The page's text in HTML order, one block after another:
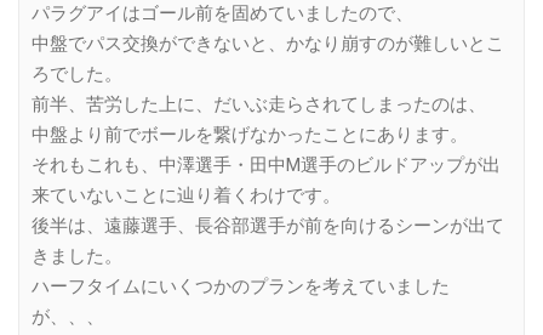
パラグアイはゴール前を固めていましたので、
中盤でパス交換ができないと、かなり崩すのが難しいとこ
ろでした。
前半、苦労した上に、だいぶ走らされてしまったのは、
中盤より前でボールを繋げなかったことにあります。
それもこれも、中澤選手・田中M選手のビルドアップが出
来ていないことに辿り着くわけです。
後半は、遠藤選手、長谷部選手が前を向けるシーンが出て
きました。
ハーフタイムにいくつかのプランを考えていました
が、、、